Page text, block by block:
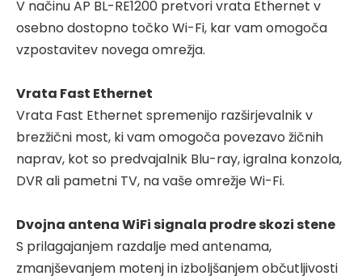
V načinu AP BL-RE1200 pretvori vrata Ethernet v
osebno dostopno točko Wi-Fi, kar vam omogoča
vzpostavitev novega omrežja.
Vrata Fast Ethernet
Vrata Fast Ethernet spremenijo razširjevalnik v
brezžični most, ki vam omogoča povezavo žičnih
naprav, kot so predvajalnik Blu-ray, igralna konzola,
DVR ali pametni TV, na vaše omrežje Wi-Fi.
Dvojna antena WiFi signala prodre skozi stene
S prilagajanjem razdalje med antenama,
zmanjševanjem motenj in izboljšanjem občutljivosti